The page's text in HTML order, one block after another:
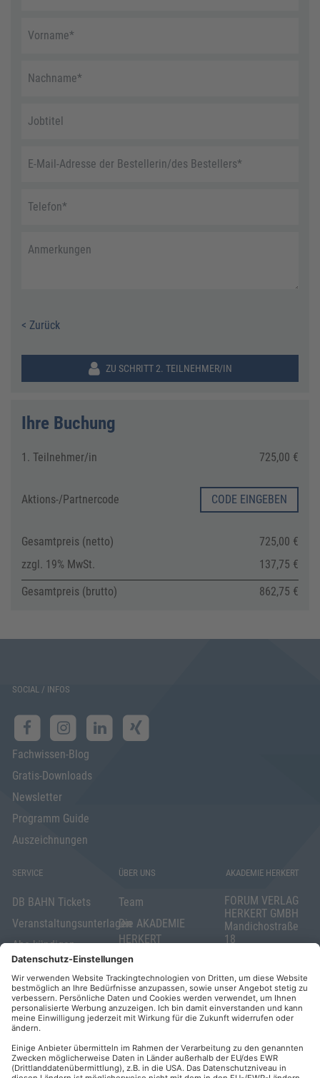
Vorname*
Nachname*
Jobtitel
E-Mail-Adresse der Bestellerin/des Bestellers*
Telefon*
Anmerkungen
< Zurück
ZU SCHRITT 2. TEILNEHMER/IN
Ihre Buchung
1. Teilnehmer/in 725,00 €
Aktions-/Partnercode CODE EINGEBEN
Gesamtpreis (netto)
725,00 €
zzgl. 19% MwSt.
137,75 €
Gesamtpreis (brutto)
862,75 €
SOCIAL / INFOS
Fachwissen-Blog
Gratis-Downloads
Newsletter
Programm Guide
Auszeichnungen
SERVICE
DB BAHN Tickets
Veranstaltungsunterlagen
Abo kündigen
Widerrufsrecht
für Verbraucher
Elektronischer
Geschäftsverkehr
ÜBER UNS
Team
Die AKADEMIE
HERKERT
FORUM VERLAG
HERKERT
Kontakt
AKADEMIE HERKERT
FORUM VERLAG
HERKERT GMBH
Mandichostraße
18
Telefon: +49
(0)8233 381-123
Telefax: +49
(0)8233 381-222
E-Mail:
herkert.de
Zahlung per